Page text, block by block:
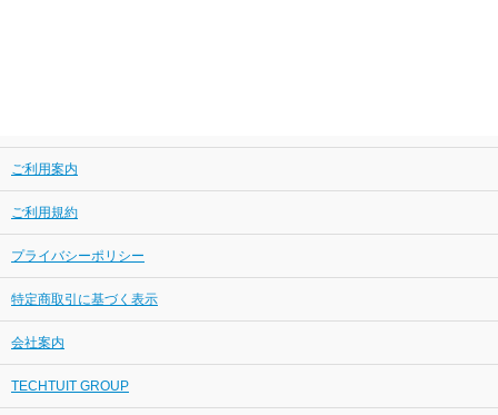
ご利用案内
ご利用規約
プライバシーポリシー
特定商取引に基づく表示
会社案内
TECHTUIT GROUP